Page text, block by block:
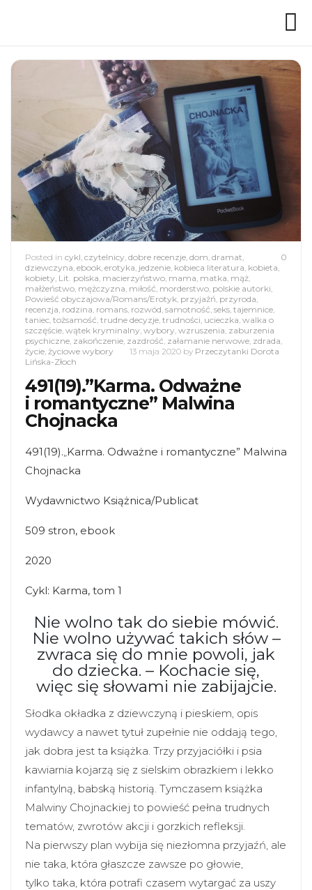
0
Posted in cykl, czytelnicy, dobre recenzje, dom, dramat,
dziewczyna, ebook, erotyka, jedzenie, kobieca literatura, kobieta,
kobiety, Lit. polska, macierzyństwo, mama, matka, mąż,
małżeństwo, mężczyzna, miłość, morderstwo, polskie autorki,
Powieść obyczajowa/Romans/Erotyk, przyjaźń, przyroda,
recenzja, rodzina, romans, rozwód, samotność, seks, tajemnice,
taniec, tożsamość, trudne decyzje, trudności, ucieczka, walka o
szczęście, wątek kryminalny, wybory, wzruszenia, zaburzenia
psychiczne, zakończenie, zazdrość, załamanie nerwowe, zdrada,
życie, życiowe wybory 13 maja 2020 by Przeczytanki Dorota
Lińska-Złoch
491(19).”Karma. Odważne
i romantyczne” Malwina
Chojnacka
491(19).„Karma. Odważne i romantyczne” Malwina
Chojnacka
Wydawnictwo Książnica/Publicat
509 stron, ebook
2020
Cykl: Karma, tom 1
Nie wolno tak do siebie mówić.
Nie wolno używać takich słów –
zwraca się do mnie powoli, jak
do dziecka. – Kochacie się,
więc się słowami nie zabijajcie.
Słodka okładka z dziewczyną i pieskiem, opis
wydawcy a nawet tytuł zupełnie nie oddają tego,
jak dobra jest ta książka. Trzy przyjaciółki i psia
kawiarnia kojarzą się z sielskim obrazkiem i lekko
infantylną, babską historią. Tymczasem książka
Malwiny Chojnackiej to powieść pełna trudnych
tematów, zwrotów akcji i gorzkich refleksji.
Na pierwszy plan wybija się niezłomna przyjaźń, ale
nie taka, która głaszcze zawsze po głowie,
tylko taka, która potrafi czasem wytargać za uszy